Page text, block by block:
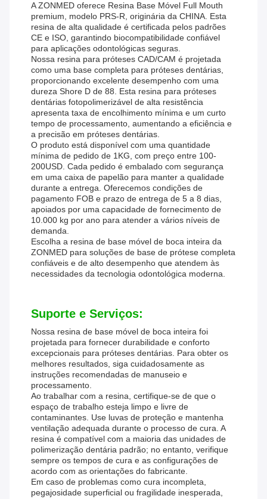
A ZONMED oferece Resina Base Móvel Full Mouth
premium, modelo PRS-R, originária da CHINA. Esta
resina de alta qualidade é certificada pelos padrões
CE e ISO, garantindo biocompatibilidade confiável
para aplicações odontológicas seguras.
Nossa resina para próteses CAD/CAM é projetada
como uma base completa para próteses dentárias,
proporcionando excelente desempenho com uma
dureza Shore D de 88. Esta resina para próteses
dentárias fotopolimerizável de alta resistência
apresenta taxa de encolhimento mínima e um curto
tempo de processamento, aumentando a eficiência e
a precisão em próteses dentárias.
O produto está disponível com uma quantidade
mínima de pedido de 1KG, com preço entre 100-
200USD. Cada pedido é embalado com segurança
em uma caixa de papelão para manter a qualidade
durante a entrega. Oferecemos condições de
pagamento FOB e prazo de entrega de 5 a 8 dias,
apoiados por uma capacidade de fornecimento de
10.000 kg por ano para atender a vários níveis de
demanda.
Escolha a resina de base móvel de boca inteira da
ZONMED para soluções de base de prótese completa
confiáveis ​​e de alto desempenho que atendem às
necessidades da tecnologia odontológica moderna.
Suporte e Serviços:
Nossa resina de base móvel de boca inteira foi
projetada para fornecer durabilidade e conforto
excepcionais para próteses dentárias. Para obter os
melhores resultados, siga cuidadosamente as
instruções recomendadas de manuseio e
processamento.
Ao trabalhar com a resina, certifique-se de que o
espaço de trabalho esteja limpo e livre de
contaminantes. Use luvas de proteção e mantenha
ventilação adequada durante o processo de cura. A
resina é compatível com a maioria das unidades de
polimerização dentária padrão; no entanto, verifique
sempre os tempos de cura e as configurações de
acordo com as orientações do fabricante.
Em caso de problemas como cura incompleta,
pegajosidade superficial ou fragilidade inesperada,